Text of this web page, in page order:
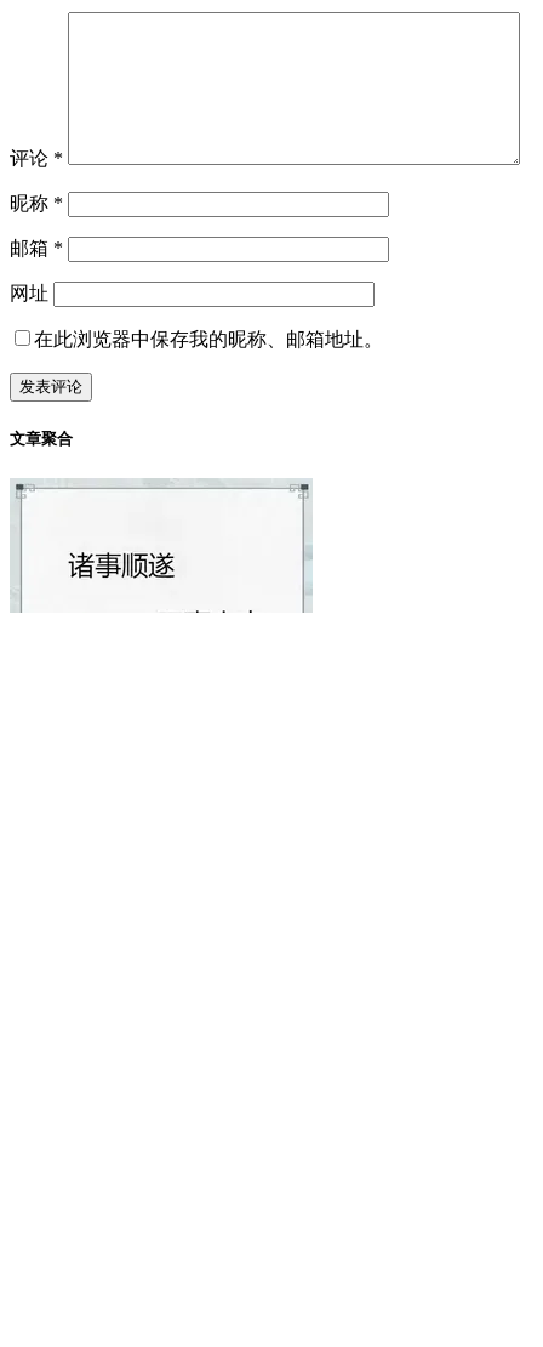
评论 *
昵称 *
邮箱 *
网址
在此浏览器中保存我的昵称、邮箱地址。
文章聚合